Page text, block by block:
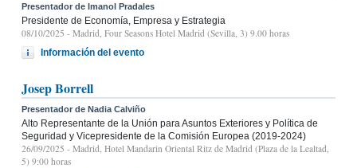
Presentador de Imanol Pradales
Presidente de Economía, Empresa y Estrategia
08/10/2025 - Madrid, Four Seasons Hotel Madrid (Sevilla, 3) 9.00 horas
Información del evento
Josep Borrell
Presentador de Nadia Calviño
Alto Representante de la Unión para Asuntos Exteriores y Política de
Seguridad y Vicepresidente de la Comisión Europea (2019-2024)
26/09/2025 - Madrid, Hotel Mandarin Oriental Ritz de Madrid (Plaza de la Lealtad,
5) 9:00 horas